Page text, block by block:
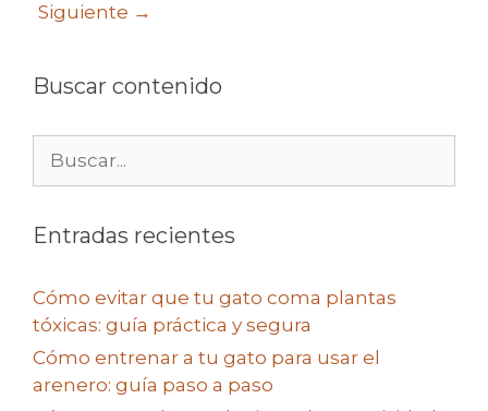
Siguiente →
Buscar contenido
Entradas recientes
Cómo evitar que tu gato coma plantas
tóxicas: guía práctica y segura
Cómo entrenar a tu gato para usar el
arenero: guía paso a paso